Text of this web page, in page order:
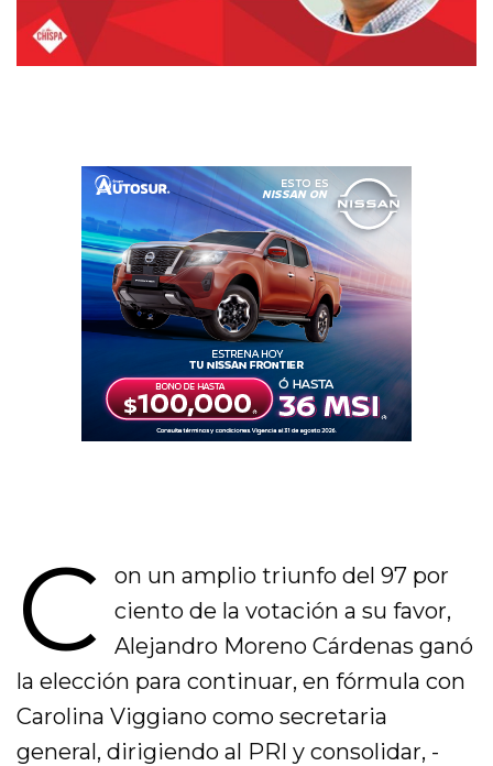
C
on un amplio triunfo del 97 por
ciento de la votación a su favor,
Alejandro Moreno Cárdenas ganó
la elección para continuar, en fórmula con
Carolina Viggiano como secretaria
general, dirigiendo al PRI y consolidar, -